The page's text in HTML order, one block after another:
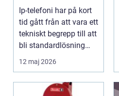
fler företag att byta
Ip-telefoni har på kort
tid gått från att vara ett
tekniskt begrepp till att
bli standardlösning
för...
12 maj 2026